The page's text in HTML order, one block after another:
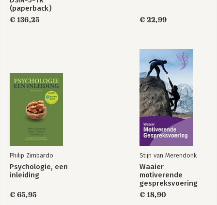
Leerboek
Transactionele
Analyse
Einstein en de
kunst van
duurzaam
leidinggeven
Bekijk alle boeken
(paperback)
€ 136,25
€ 22,99
Philip Zimbardo
Psychologie, een
inleiding
€ 65,95
Stijn van Merendonk
Waaier
motiverende
gespreksvoering
€ 18,90